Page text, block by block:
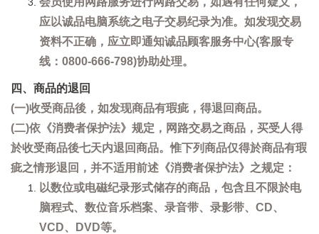
应以诚品电脑系统之电子交易纪录为准。如发现交易
资料不正确，应立即通知诚品顾客服务中心(客服专
线：0800-666-798)协助处理。
四、商品的退回
(一)收受商品後，如发现商品有瑕疵，得退回商品。
(二)依《消费者保护法》规定，网路交易之商品，买受人得
於收受商品後七天内退回商品。惟下列商品仅得於商品有瑕
疵之情形退回，并不适用前述《消费者保护法》之规定：
以数位或电磁纪录形式储存的商品，包含且不限於电
脑程式、数位音乐档案、录音带、录影带、CD、
VCD、DVD等。